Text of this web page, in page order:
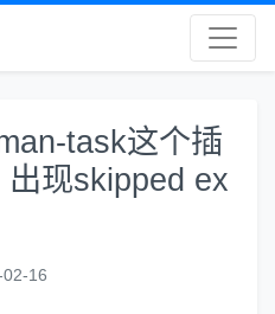
task这个插
现skipped ex
16